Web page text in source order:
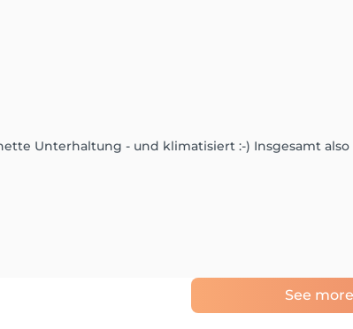
Unterhaltung - und klimatisiert :-) Insgesamt also
See